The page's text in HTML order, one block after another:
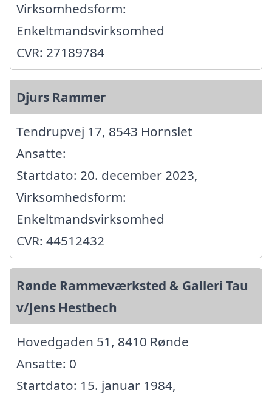
Virksomhedsform:
Enkeltmandsvirksomhed
CVR: 27189784
Djurs Rammer
Tendrupvej 17, 8543 Hornslet
Ansatte:
Startdato: 20. december 2023,
Virksomhedsform:
Enkeltmandsvirksomhed
CVR: 44512432
Rønde Rammeværksted & Galleri Tau
v/Jens Hestbech
Hovedgaden 51, 8410 Rønde
Ansatte: 0
Startdato: 15. januar 1984,